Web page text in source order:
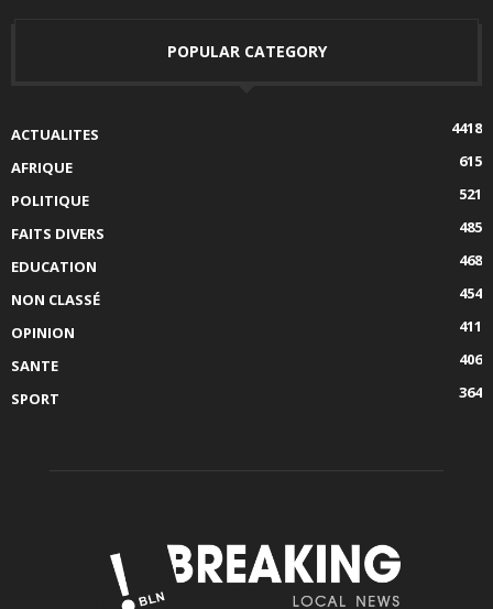
POPULAR CATEGORY
ACTUALITES
4418
AFRIQUE
615
POLITIQUE
521
FAITS DIVERS
485
EDUCATION
468
NON CLASSÉ
454
OPINION
411
SANTE
406
SPORT
364